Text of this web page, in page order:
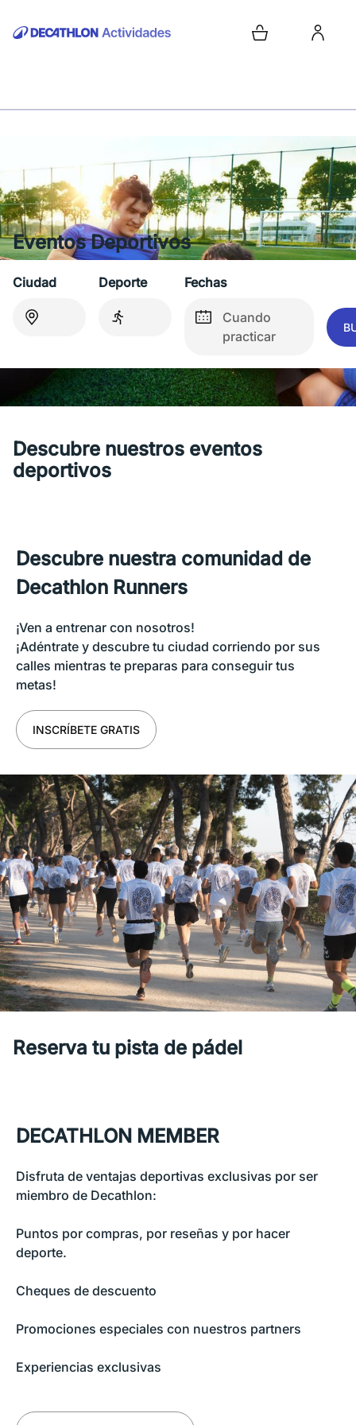
Eventos Deportivos
Ciudad Deporte Fechas
Cuando
practicar
Descubre nuestros eventos
deportivos
Descubre nuestra comunidad de
Decathlon Runners
¡Ven a entrenar con nosotros!
¡Adéntrate y descubre tu ciudad corriendo por sus
calles mientras te preparas para conseguir tus
metas!
INSCRÍBETE GRATIS
Reserva tu pista de pádel
DECATHLON MEMBER
Disfruta de ventajas deportivas exclusivas por ser
miembro de Decathlon:
Puntos por compras, por reseñas y por hacer
deporte.
Cheques de descuento
Promociones especiales con nuestros partners
Experiencias exclusivas